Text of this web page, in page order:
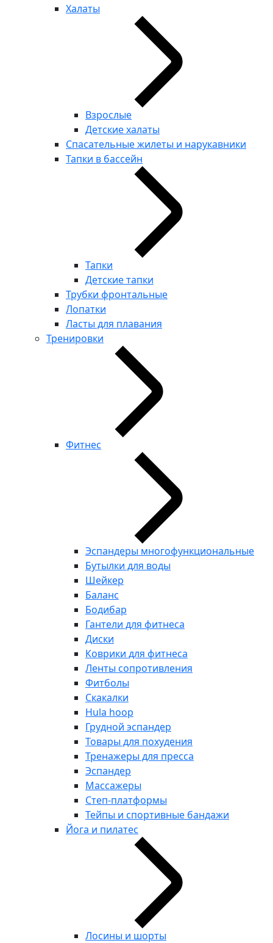
Халаты
Взрослые
Детские халаты
Спасательные жилеты и нарукавники
Тапки в бассейн
Тапки
Детские тапки
Трубки фронтальные
Лопатки
Ласты для плавания
Тренировки
Фитнес
Эспандеры многофункциональные
Бутылки для воды
Шейкер
Баланс
Бодибар
Гантели для фитнеса
Диски
Коврики для фитнеса
Ленты сопротивления
Фитболы
Скакалки
Hula hoop
Грудной эспандер
Товары для похудения
Тренажеры для пресса
Эспандер
Массажеры
Степ-платформы
Тейпы и спортивные бандажи
Йога и пилатес
Лосины и шорты